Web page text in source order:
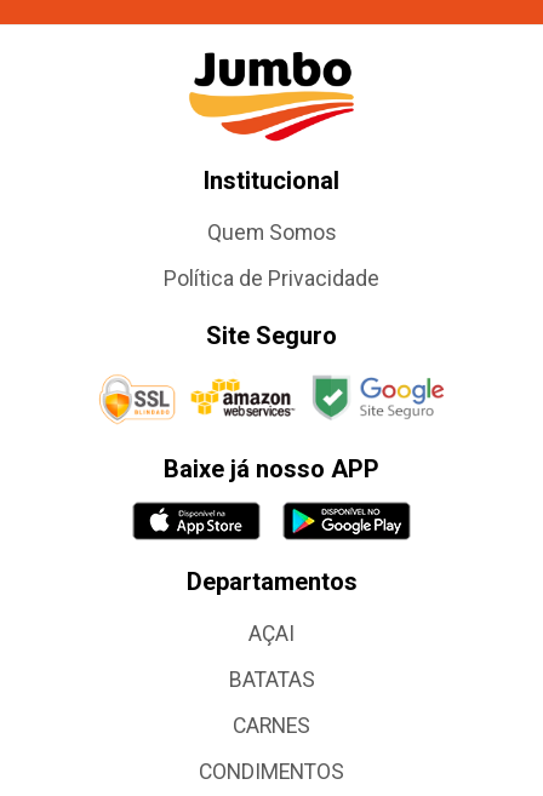
Institucional
Quem Somos
Política de Privacidade
Site Seguro
Baixe já nosso APP
Departamentos
AÇAI
BATATAS
CARNES
CONDIMENTOS